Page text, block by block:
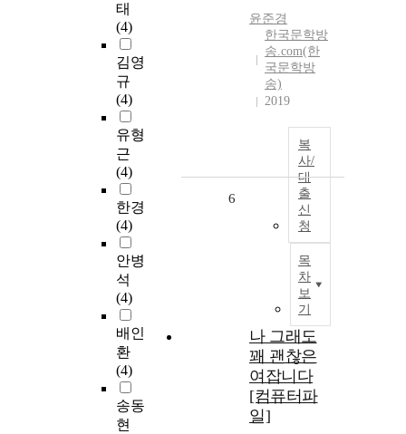
태
(4)
김영
규
(4)
유형
근
(4)
한경
(4)
안병
석
(4)
배인
환
(4)
송동
현
윤준경
한국문학방
송.com(한
국문학방
송)
2019
복
사/
대
출
신
청
목
차
보
기
6
나 그래도
꽤 괜찮은
여잡니다
[컴퓨터파
일]